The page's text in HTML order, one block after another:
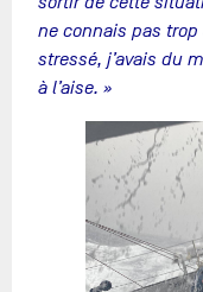
ne connais pas trop
stressé, j’avais du
à l’aise. »